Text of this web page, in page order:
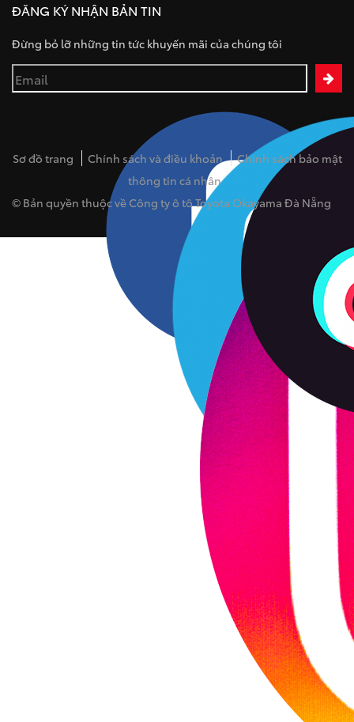
ĐĂNG KÝ NHẬN BẢN TIN
Đừng bỏ lỡ những tin tức khuyến mãi của chúng tôi
Sơ đồ trang Chính sách và điều khoản
Chính sách bảo mật
thông tin cá nhân
© Bản quyền thuộc về Công ty ô tô Toyota Okayama Đà Nẵng